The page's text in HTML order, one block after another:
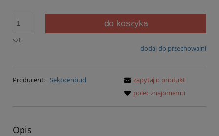
szt.
do koszyka
dodaj do przechowalni
Producent: Sekocenbud
zapytaj o produkt
poleć znajomemu
Opis